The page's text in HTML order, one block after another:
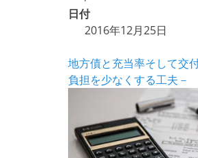
日付
2016年12月25日
地方債と充当率そして交
負担を少なくする工夫－